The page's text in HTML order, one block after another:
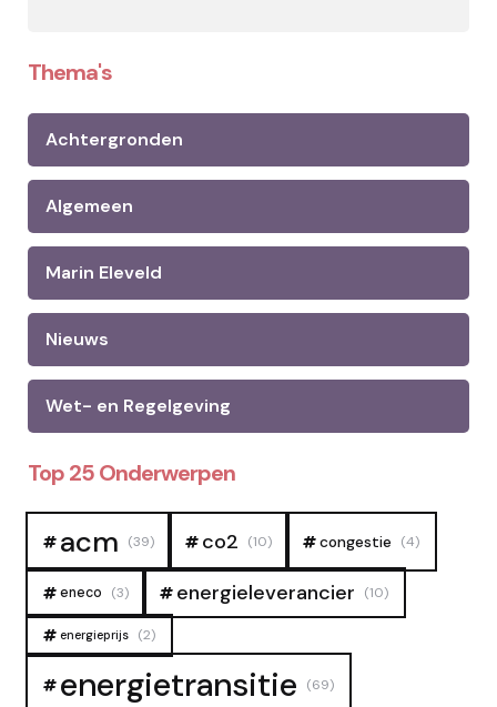
Thema's
Achtergronden
Algemeen
Marin Eleveld
Nieuws
Wet- en Regelgeving
Top 25 Onderwerpen
acm (39) co2 (10) congestie (4)
eneco (3) energieleverancier (10)
energieprijs (2)
energietransitie (69)